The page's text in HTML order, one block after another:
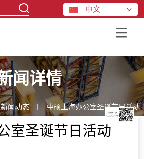
中文
闻详情
新闻动态 中硕上海办公室圣诞节日活动
室圣诞节日活动